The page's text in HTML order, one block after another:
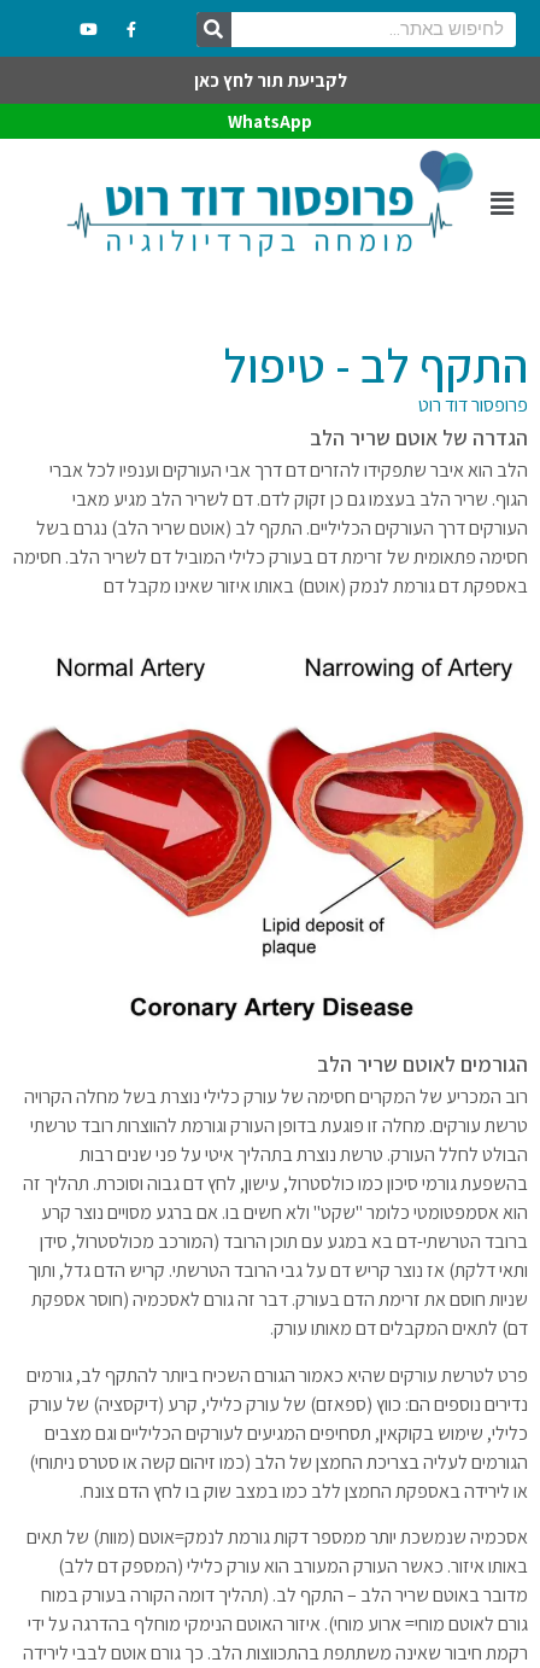
לקביעת תור לחץ כאן
WhatsApp
התקף לב - טיפול
פרופסור דוד רוט
הגדרה של אוטם שריר הלב
הלב הוא איבר שתפקידו להזרים דם דרך אבי העורקים וענפיו לכל אברי
הגוף. שריר הלב בעצמו גם כן זקוק לדם. דם לשריר הלב מגיע מאבי
העורקים דרך העורקים הכליליים. התקף לב (אוטם שריר הלב) נגרם בשל
חסימה פתאומית של זרימת דם בעורק כלילי המוביל דם לשריר הלב. חסימה
באספקת דם גורמת לנמק (אוטם) באותו איזור שאינו מקבל דם
הגורמים לאוטם שריר הלב
רוב המכריע של המקרים חסימה של עורק כלילי נוצרת בשל מחלה הקרויה
טרשת עורקים. מחלה זו פוגעת בדופן העורק וגורמת להווצרות רובד טרשתי
הבולט לחלל העורק. טרשת נוצרת בתהליך איטי על פני שנים רבות
בהשפעת גורמי סיכון כמו כולסטרול, עישון, לחץ דם גבוה וסוכרת. תהליך זה
הוא אסמפטומטי כלומר "שקט" ולא חשים בו. אם ברגע מסויים נוצר קרע
ברובד הטרשתי-דם בא במגע עם תוכן הרובד (המורכב מכולסטרול, סידן
ותאי דלקת) אז נוצר קריש דם על גבי הרובד הטרשתי. קריש הדם גדל, ותוך
שניות חוסם את זרימת הדם בעורק. דבר זה גורם לאסכמיה (חוסר אספקת
דם) לתאים המקבלים דם מאותו עורק.
פרט לטרשת עורקים שהיא כאמור הגורם השכיח ביותר להתקף לב, גורמים
נדירים נוספים הם: כווץ (ספאזם) של עורק כלילי, קרע (דיקסציה) של עורק
כלילי, שימוש בקוקאין, תסחיפים המגיעים לעורקים הכליליים וגם מצבים
הגורמים לעליה בצריכת החמצן של הלב (כמו זיהום קשה או סטרס ניתוחי)
או לירידה באספקת החמצן ללב כמו במצב שוק בו לחץ הדם צונח.
אסכמיה שנמשכת יותר ממספר דקות גורמת לנמק=אוטם (מוות) של תאים
באותו איזור. כאשר העורק המעורב הוא עורק כלילי (המספק דם ללב)
מדובר באוטם שריר הלב – התקף לב. (תהליך דומה הקורה בעורק במוח
גורם לאוטם מוחי= ארוע מוחי). איזור האוטם הנימקי מוחלף בהדרגה על ידי
רקמת חיבור שאינה משתתפת בהתכווצות הלב. כך גורם אוטם לבבי לירידה